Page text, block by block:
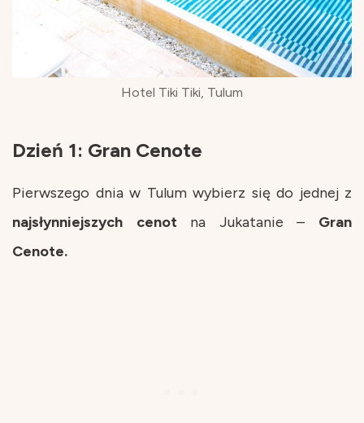
Hotel Tiki Tiki, Tulum
Dzień 1: Gran Cenote
Pierwszego dnia w Tulum wybierz się do jednej z
najsłynniejszych
cenotna Jukatanie – Gran
Cenote.